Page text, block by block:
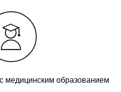
медицинским образованием